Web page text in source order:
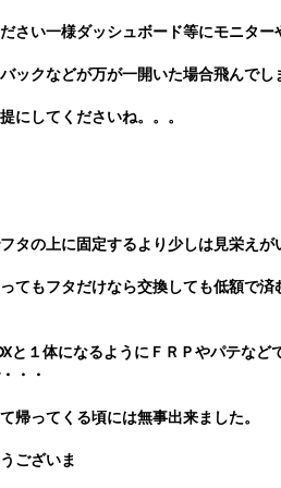
さい一様ダッシュボード等にモニタ
ックなどが万が一開いた場合飛んで
にしてくださいね。。。
フタの上に固定するより少しは見栄え
てもフタだけなら交換しても低額で済
と１体になるようにＦＲＰやパテな
・・
帰ってくる頃には無事出来ました。
ございま